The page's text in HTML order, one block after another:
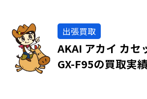
出張買取
AKAI アカイ カセ
GX-F95の買取実績